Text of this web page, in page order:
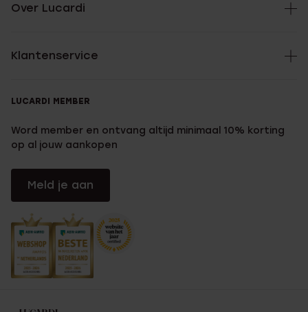
Over Lucardi
Klantenservice
LUCARDI MEMBER
Word member en ontvang altijd minimaal 10% korting
op al jouw aankopen
Meld je aan